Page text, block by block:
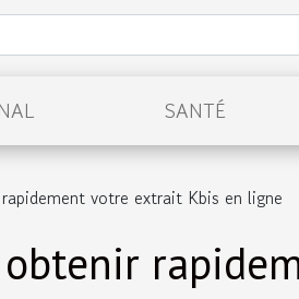
SANTÉ
votre extrait Kbis en ligne